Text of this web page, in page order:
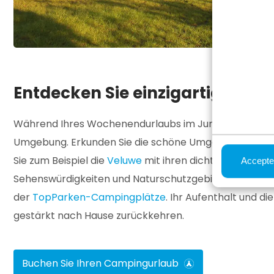
Entdecken Sie einzigartige Orte
Während Ihres Wochenendurlaubs im Juni werden
Umgebung. Erkunden Sie die schöne Umgebung
Sie zum Beispiel die Veluwe mit ihren dichten
Sehenswürdigkeiten und Naturschutzgebieten.
der TopParken-Campingplätze. Ihr Aufenthalt und
gestärkt nach Hause zurückkehren.
Buchen Sie Ihren Campingurlaub